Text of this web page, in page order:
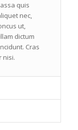
quis
nec,
ut,
dictum
Cras
nisi.